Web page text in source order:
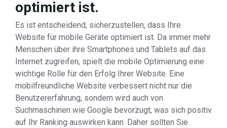
optimiert ist.
Es ist entscheidend, sicherzustellen, dass Ihre
Website für mobile Geräte optimiert ist. Da immer mehr
Menschen über ihre Smartphones und Tablets auf das
Internet zugreifen, spielt die mobile Optimierung eine
wichtige Rolle für den Erfolg Ihrer Website. Eine
mobilfreundliche Website verbessert nicht nur die
Benutzererfahrung, sondern wird auch von
Suchmaschinen wie Google bevorzugt, was sich positiv
auf Ihr Ranking auswirken kann. Daher sollten Sie